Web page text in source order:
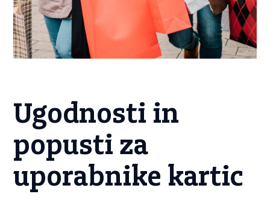
Ugodnosti in
popusti za
uporabnike kartic